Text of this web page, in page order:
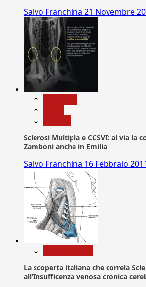
Salvo Franchina 21 Novembre
Sclerosi Multipla e CCSVI: al via la
Zamboni anche in Emilia
Salvo Franchina 16 Febbraio 2011
La scoperta italiana che correla
all’Insufficenza venosa cronica